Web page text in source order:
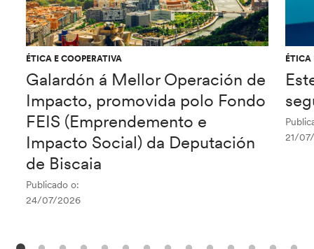
ÉTICA E COOPERATIVA
Galardón á Mellor Operación de
Impacto, promovida polo Fondo
FEIS (Emprendemento e
Impacto Social) da Deputación
de Biscaia
Publicado o:
24/07/2026
ÉTICA
21/